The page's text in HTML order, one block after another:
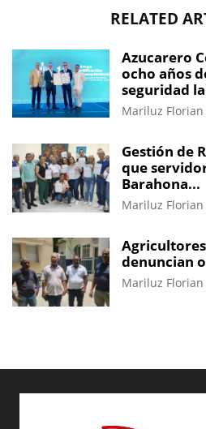
RELATED
Azucarero
ocho años
seguridad
Mariluz Florian
Gestión de
que
Barahona...
Mariluz Florian
denuncian
Mariluz Florian